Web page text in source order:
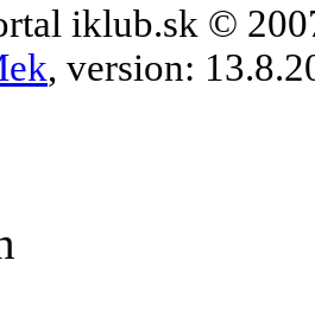
iklub.sk ©
, version: